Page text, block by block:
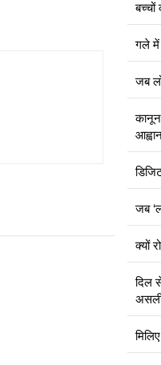
गले में
जब
जब
क्यों
दिल
असली